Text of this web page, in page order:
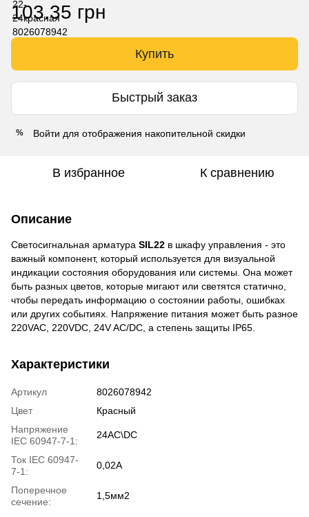
103.35 грн
Купить
Быстрый заказ
% Войти для отображения накопительной скидки
В избранное К сравнению
Описание
Светосигнальная арматура SIL22 в шкафу управления - это
важный компонент, который используется для визуальной
индикации состояния оборудования или системы. Она может
быть разных цветов, которые мигают или светятся статично,
чтобы передать информацию о состоянии работы, ошибках
или других событиях. Напряжение питания может быть разное
220VAC, 220VDC, 24V AC/DC, а степень защиты IP65.
Характеристики
Артикул
8026078942
Цвет
Красный
Напряжение
IEC 60947-7-1:
24AC\DC
Ток IEC 60947-
7-1:
0,02A
Поперечное
сечение:
1,5мм2